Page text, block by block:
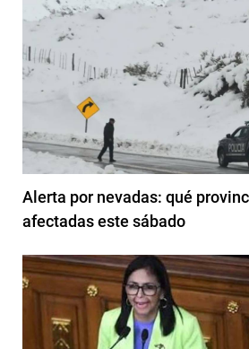
Alerta por nevadas: qué
afectadas este sábado